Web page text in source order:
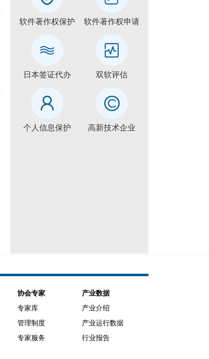
软件著作权保护 软件著作权申请
日本签证代办 双软评估
个人信息保护 高新技术企业
协会专家
专家库
管理制度
专家服务
产业数据
产业介绍
产业运行数据
行业报告